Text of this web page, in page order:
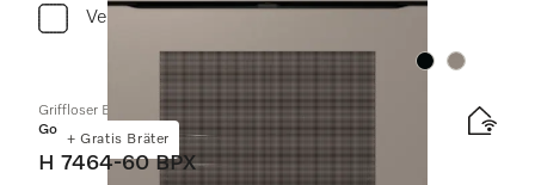
Vergleichen
+ Gratis Bräter
Farbe:Farbe:
Griffloser Backofen
Gold
H 7464-60 BPX